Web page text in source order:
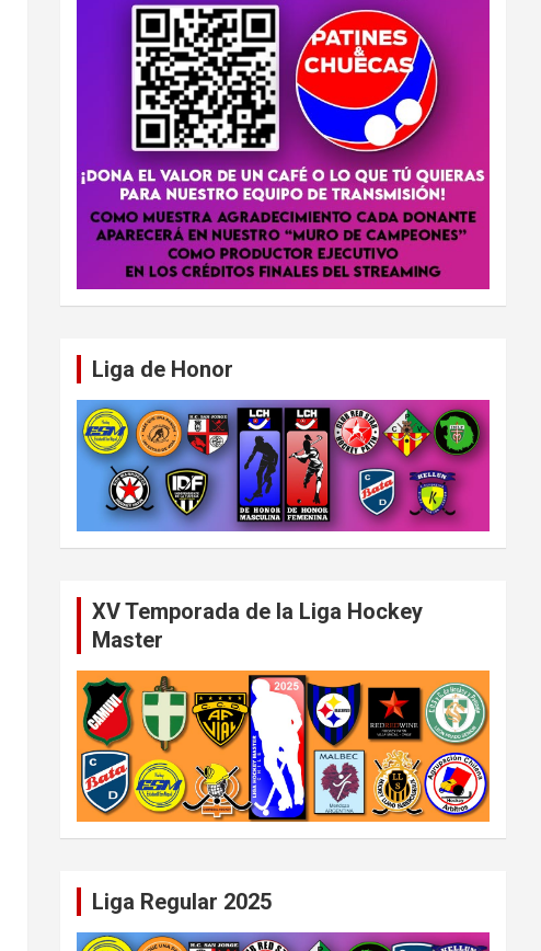
Liga de Honor
XV Temporada de la Liga Hockey
Master
Liga Regular 2025